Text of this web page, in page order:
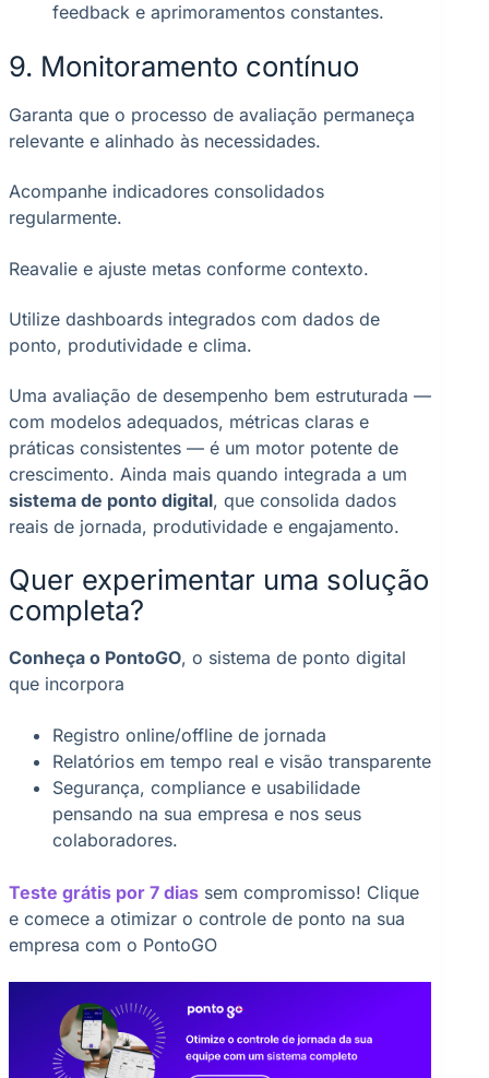
feedback e aprimoramentos constantes.
9. Monitoramento contínuo
Garanta que o processo de avaliação permaneça
relevante e alinhado às necessidades.
Acompanhe indicadores consolidados
regularmente.
Reavalie e ajuste metas conforme contexto.
Utilize dashboards integrados com dados de
ponto, produtividade e clima.
Uma avaliação de desempenho bem estruturada —
com modelos adequados, métricas claras e
práticas consistentes — é um motor potente de
crescimento. Ainda mais quando integrada a um
sistema de ponto digital, que consolida dados
reais de jornada, produtividade e engajamento.
Quer experimentar uma solução
completa?
Conheça o PontoGO, o sistema de ponto digital
que incorpora
Registro online/offline de jornada
Relatórios em tempo real e visão transparente
Segurança, compliance e usabilidade
pensando na sua empresa e nos seus
colaboradores.
Teste grátis por 7 dias sem compromisso! Clique
e comece a otimizar o controle de ponto na sua
empresa com o PontoGO